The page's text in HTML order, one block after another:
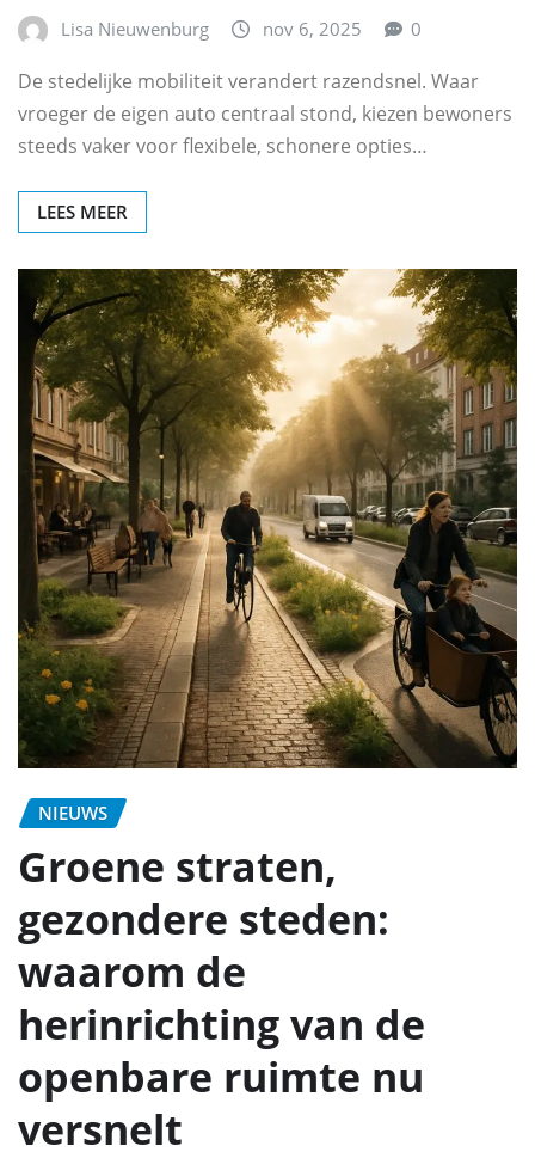
Lisa Nieuwenburg nov 6, 2025 0
De stedelijke mobiliteit verandert razendsnel. Waar
vroeger de eigen auto centraal stond, kiezen bewoners
steeds vaker voor flexibele, schonere opties…
LEES MEER
NIEUWS
Groene straten,
gezondere steden:
waarom de
herinrichting van de
openbare ruimte nu
versnelt